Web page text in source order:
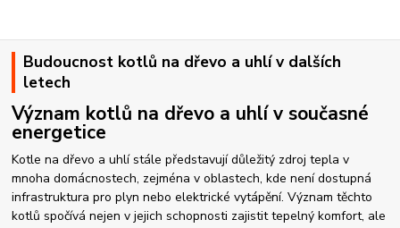
Budoucnost kotlů na dřevo a uhlí v dalších
letech
Význam kotlů na dřevo a uhlí v současné
energetice
Kotle na dřevo a uhlí stále představují důležitý zdroj tepla v
mnoha domácnostech, zejména v oblastech, kde není dostupná
infrastruktura pro plyn nebo elektrické vytápění. Význam těchto
kotlů spočívá nejen v jejich schopnosti zajistit tepelný komfort, ale